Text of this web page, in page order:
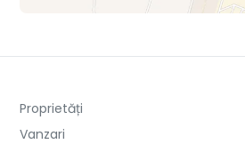
Proprietăți
Vanzari